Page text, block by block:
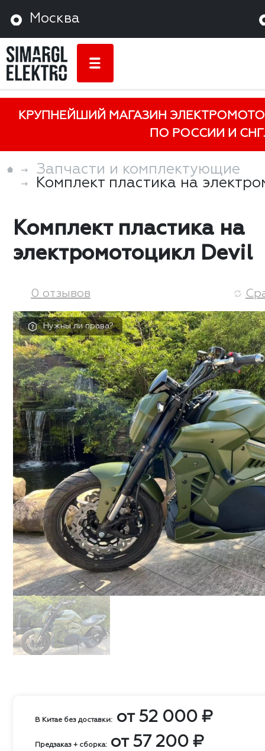
Москва
КРУПНЕЙШИЙ МАГАЗИН
ПО РОССИИ И СНГ.
Запчасти и комплектующие
Комплект пластика на
Комплект пластика на
электромотоцикл Devil
0 отзывов
Нужны ли права?
В Китае без доставки: от 52 000 ₽
Предзаказ + сборка: от 57 200 ₽